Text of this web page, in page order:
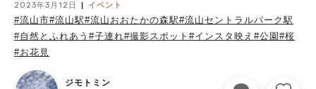
2023年3月12日 イベント
#流山市#流山駅#流山おおたかの森駅#流山セントラルパーク駅
#自然とふれあう #子連れ#撮影スポット #インスタ映え #公園 #桜
#お花見
ジモトミン